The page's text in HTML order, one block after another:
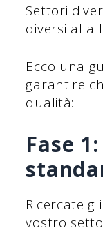
Settori
diversi alla
Ecco una
garantire
qualità:
Fase
Ricercate
vostro